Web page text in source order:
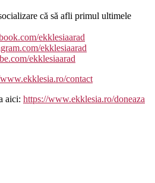
că să afli primul ultimele
ekklesiaarad
ekklesiaarad
ekklesiaarad
contact
aici: https://www.ekklesia.ro/doneaza